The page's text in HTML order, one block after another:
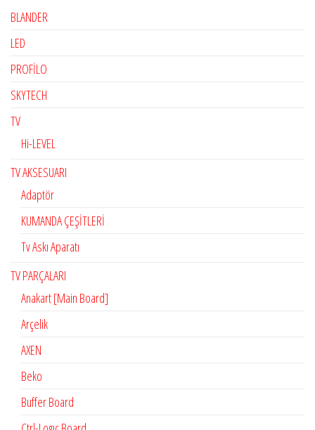
BLANDER
LED
PROFİLO
SKYTECH
TV
Hi-LEVEL
TV AKSESUARI
Adaptör
KUMANDA ÇEŞİTLERİ
Tv Askı Aparatı
TV PARÇALARI
Anakart [Main Board]
Arçelik
AXEN
Beko
Buffer Board